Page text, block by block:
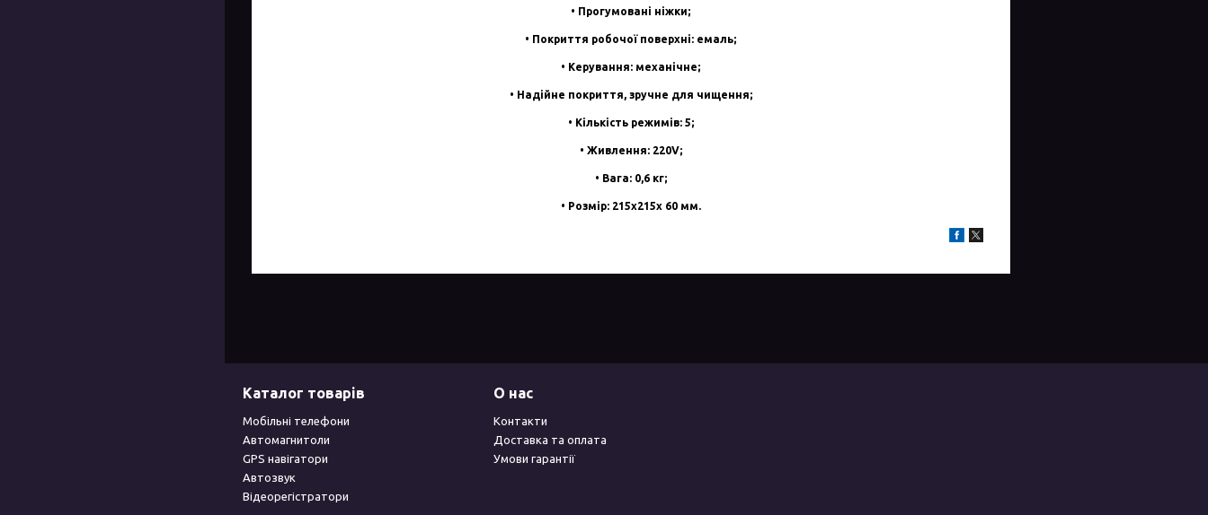
• Прогумовані ніжки;
• Покриття робочої поверхні: емаль;
• Керування: механічне;
• Надійне покриття, зручне для чищення;
• Кількість режимів: 5;
• Живлення: 220V;
• Вага: 0,6 кг;
• Розмір: 215x215x 60 мм.
Каталог товарів
Мобільні телефони
Автомагнитоли
GPS навігатори
Автозвук
Відеорегістратори
О нас
Контакти
Доставка та оплата
Умови гарантії